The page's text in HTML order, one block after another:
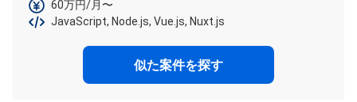
60万円/月〜
JavaScript, Node.js, Vue.js, Nuxt.js
似た案件を探す